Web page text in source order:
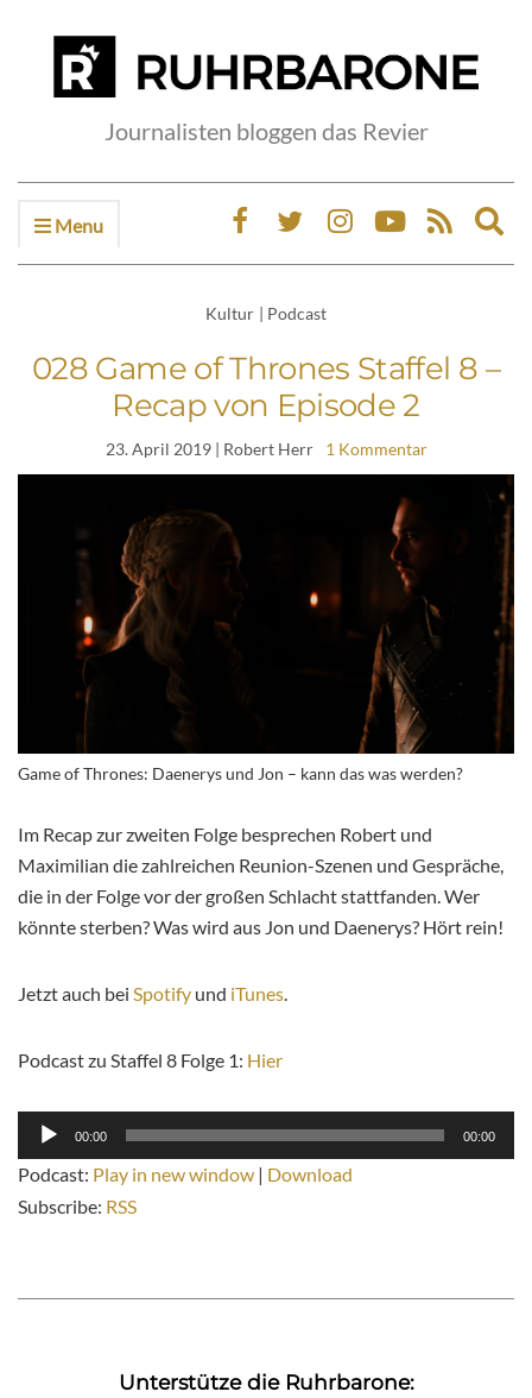
Journalisten bloggen das Revier
Menu
Kultur | Podcast
028 Game of Thrones Staffel 8 –
Recap von Episode 2
23. April 2019| Robert Herr 1 Kommentar
Game of Thrones: Daenerys und Jon – kann das was werden?
Im Recap zur zweiten Folge besprechen Robert und
Maximilian die zahlreichen Reunion-Szenen und Gespräche,
die in der Folge vor der großen Schlacht stattfanden. Wer
könnte sterben? Was wird aus Jon und Daenerys? Hört rein!
Jetzt auch bei Spotify und iTunes
Podcast zu Staffel 8 Folge 1: Hier
Audio-
Player
00:00 00:00
Podcast: Play in new window | Download
Subscribe: RSS
Unterstütze die Ruhrbarone: